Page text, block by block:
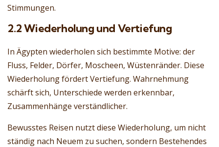
Stimmungen.
2.2 Wiederholung und Vertiefung
In Ägypten wiederholen sich bestimmte Motive: der
Fluss, Felder, Dörfer, Moscheen, Wüstenränder. Diese
Wiederholung fördert Vertiefung. Wahrnehmung
schärft sich, Unterschiede werden erkennbar,
Zusammenhänge verständlicher.
Bewusstes Reisen nutzt diese Wiederholung, um nicht
ständig nach Neuem zu suchen, sondern Bestehendes